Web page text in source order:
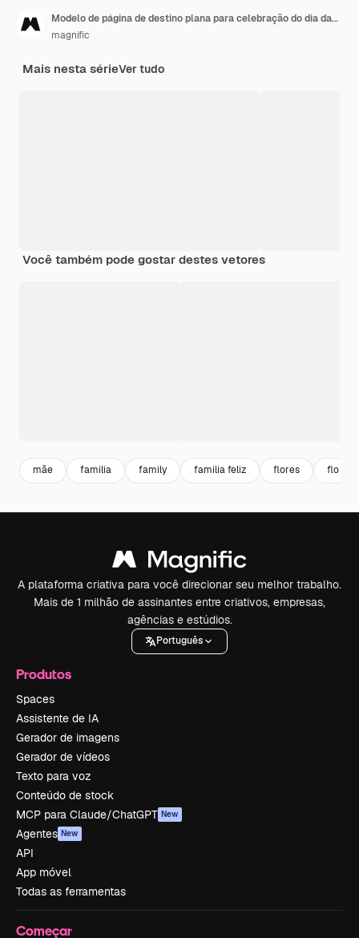
Modelo de página de destino plana para celebração do dia das mães
magnific
Mais nesta sérieVer tudo
Você também pode gostar destes vetores
mãe familia family familia feliz flores floral
A plataforma criativa para você direcionar seu melhor trabalho.
Mais de 1 milhão de assinantes entre criativos, empresas,
agências e estúdios.
Português
Produtos
Spaces
Assistente de IA
Gerador de imagens
Gerador de vídeos
Texto para voz
Conteúdo de stock
MCP para Claude/ChatGPT New
Agentes New
API
App móvel
Todas as ferramentas
Começar